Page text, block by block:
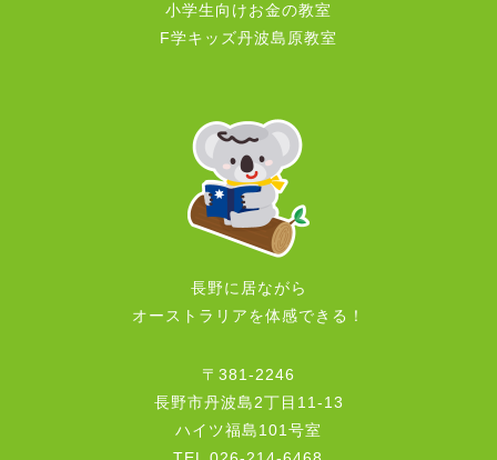
小学生向けお金の教室
F学キッズ丹波島原教室
長野に居ながら
オーストラリアを体感できる！
〒381-2246
長野市丹波島2丁目11-13
ハイツ福島101号室